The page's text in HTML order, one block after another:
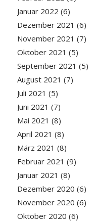
Januar 2022 (6)
Dezember 2021 (6)
November 2021 (7)
Oktober 2021 (5)
September 2021 (5)
August 2021 (7)
Juli 2021 (5)
Juni 2021 (7)
Mai 2021 (8)
April 2021 (8)
März 2021 (8)
Februar 2021 (9)
Januar 2021 (8)
Dezember 2020 (6)
November 2020 (6)
Oktober 2020 (6)